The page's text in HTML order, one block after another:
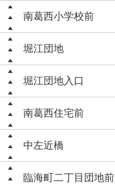
南葛西小学校前
堀江団地
堀江団地入口
南葛西住宅前
中左近橋
臨海町二丁目団地前